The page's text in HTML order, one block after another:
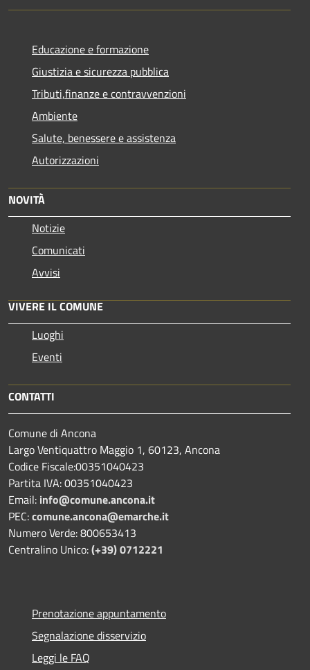
Educazione e formazione
Giustizia e sicurezza pubblica
Tributi,finanze e contravvenzioni
Ambiente
Salute, benessere e assistenza
Autorizzazioni
NOVITÀ
Notizie
Comunicati
Avvisi
VIVERE IL COMUNE
Luoghi
Eventi
CONTATTI
Comune di Ancona
Largo Ventiquattro Maggio 1, 60123, Ancona
Codice Fiscale:00351040423
Partita IVA: 00351040423
Email: info@comune.ancona.it
PEC:comune.ancona@emarche.it
Numero Verde: 800653413
Centralino Unico:(+39) 0712221
Prenotazione appuntamento
Segnalazione disservizio
Leggi le FAQ